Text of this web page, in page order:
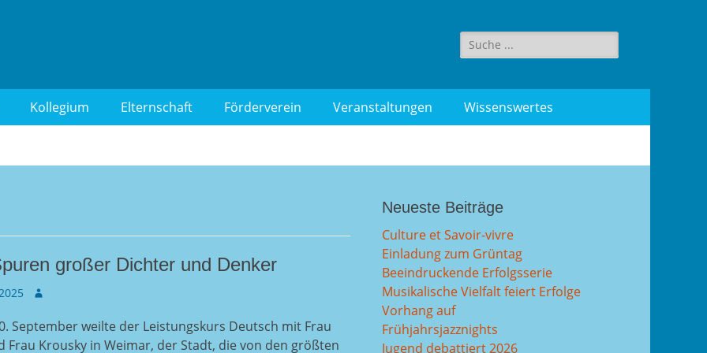
Suche
für:
Kollegium Elternschaft Förderverein Veranstaltungen Wissenswertes
großer Dichter und Denker
Autor
September weilte der Leistungskurs Deutsch mit Frau
Frau Krousky in Weimar, der Stadt, die von den größten
Neueste Beiträge
Culture et Savoir-vivre
Einladung zum Grüntag
Beeindruckende Erfolgsserie
Musikalische Vielfalt feiert Erfolge
Vorhang auf
Frühjahrsjazznights
Jugend debattiert 2026